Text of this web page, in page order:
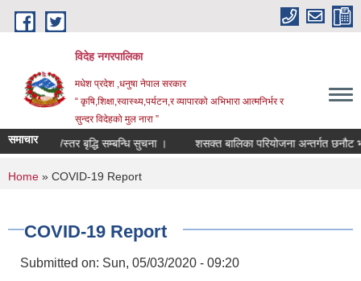
Skip to main content
विदेह नगरपालिका
मधेश प्रदेश ,धनुषा नेपाल सरकार
“ कृषि,शिक्षा,स्वास्थ्य,पर्यटन,र व्यापारको अभिभारा आत्मनिर्भर र
सुन्दर विदेहको मुल नारा ”
समाचार तह/स्तर बृद्धि सम्बन्धि सुचना । शसक्त बालिका परियोजना अन्तर्गत छनौट
You are here
Home » COVID-19 Report
COVID-19 Report
Submitted on: Sun, 05/03/2020 - 09:20